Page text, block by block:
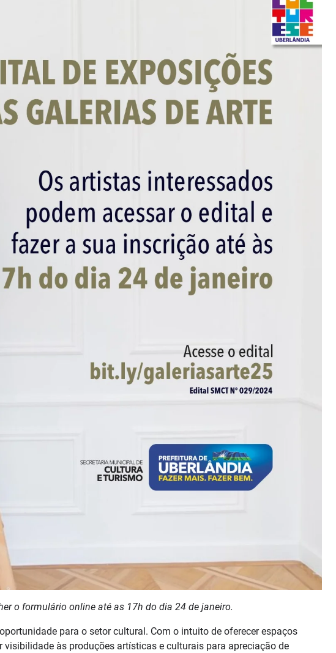
o formulário online até as 17h do dia 24 de janeiro.
para o setor cultural. Com o intuito de oferecer espaços
às produções artísticas e culturais para apreciação de